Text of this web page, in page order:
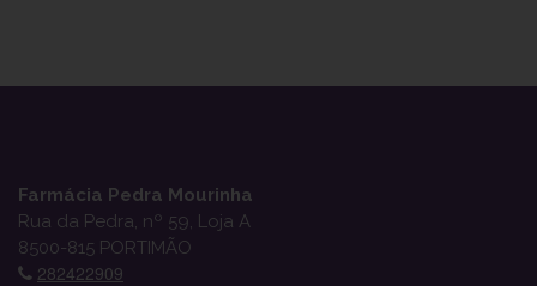
Farmácia Pedra Mourinha
Rua da Pedra, nº 59, Loja A
8500-815 PORTIMÃO
282422909